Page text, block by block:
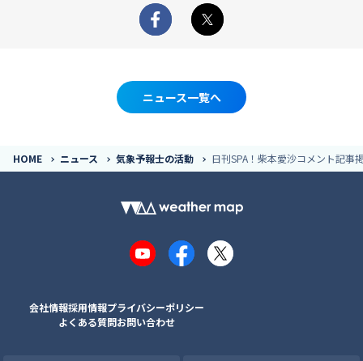
Facebook
X
ニュース一覧へ
HOME ニュース 気象予報士の活動 日刊SPA！柴本愛沙コメント記事
YouTubeFacebook
X
会社情報採用情報プライバシーポリシー
よくある質問お問い合わせ